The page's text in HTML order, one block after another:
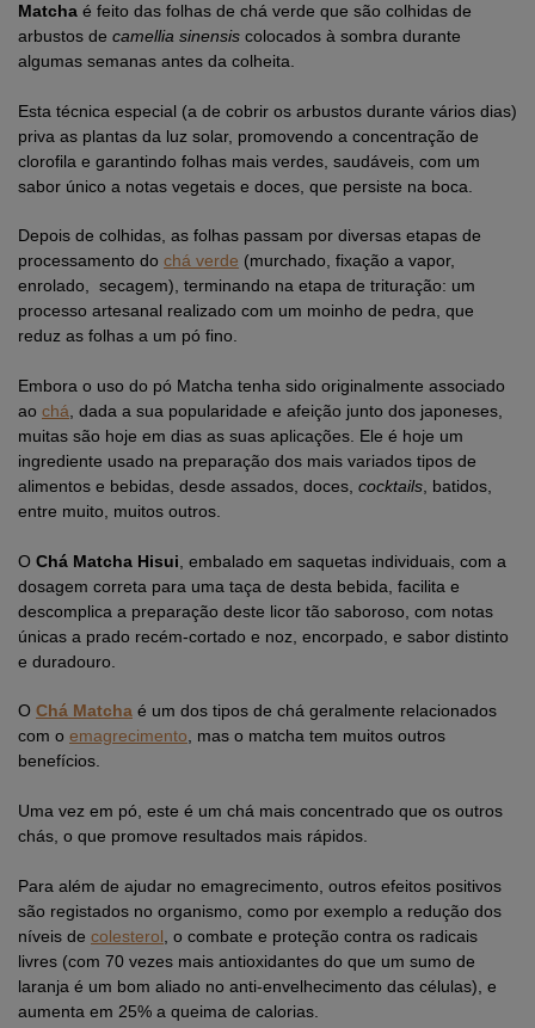
Matcha é feito das folhas de chá verde que são colhidas de
arbustos de camellia sinensis colocados à sombra durante
algumas semanas antes da colheita.
Esta técnica especial (a de cobrir os arbustos durante vários dias)
priva as plantas da luz solar, promovendo a concentração de
clorofila e garantindo folhas mais verdes, saudáveis, com um
sabor único a notas vegetais e doces, que persiste na boca.
Depois de colhidas, as folhas passam por diversas etapas de
processamento do chá verde (murchado, fixação a vapor,
enrolado, secagem), terminando na etapa de trituração: um
processo artesanal realizado com um moinho de pedra, que
reduz as folhas a um pó fino.
Embora o uso do pó Matcha tenha sido originalmente associado
ao chá , dada a sua popularidade e afeição junto dos japoneses,
muitas são hoje em dias as suas aplicações. Ele é hoje um
ingrediente usado na preparação dos mais variados tipos de
alimentos e bebidas, desde assados, doces, cocktails , batidos,
entre muito, muitos outros.
O Chá Matcha Hisui , embalado em saquetas individuais, com a
dosagem correta para uma taça de desta bebida, facilita e
descomplica a preparação deste licor tão saboroso, com notas
únicas a prado recém-cortado e noz, encorpado, e sabor distinto
e duradouro.
O Chá Matcha é um dos tipos de chá geralmente relacionados
com o emagrecimento, mas o matcha tem muitos outros
benefícios.
Uma vez em pó, este é um chá mais concentrado que os outros
chás, o que promove resultados mais rápidos.
Para além de ajudar no emagrecimento, outros efeitos positivos
são registados no organismo, como por exemplo a redução dos
níveis de colesterol , o combate e proteção contra os radicais
livres (com 70 vezes mais antioxidantes do que um sumo de
laranja é um bom aliado no anti-envelhecimento das células), e
aumenta em 25% a queima de calorias.